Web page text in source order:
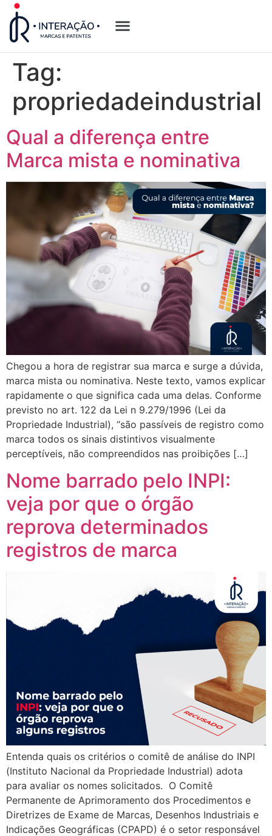
Tag:
propriedadeindustrial
Qual a diferença entre
Marca mista e nominativa
Chegou a hora de registrar sua marca e surge a dúvida,
marca mista ou nominativa. Neste texto, vamos explicar
rapidamente o que significa cada uma delas. Conforme
previsto no art. 122 da Lei n 9.279/1996 (Lei da
Propriedade Industrial), “são passíveis de registro como
marca todos os sinais distintivos visualmente
perceptíveis, não compreendidos nas proibições […]
Nome barrado pelo INPI:
veja por que o órgão
reprova determinados
registros de marca
Entenda quais os critérios o comitê de análise do INPI
(Instituto Nacional da Propriedade Industrial) adota
para avaliar os nomes solicitados. O Comitê
Permanente de Aprimoramento dos Procedimentos e
Diretrizes de Exame de Marcas, Desenhos Industriais e
Indicações Geográficas (CPAPD) é o setor responsável